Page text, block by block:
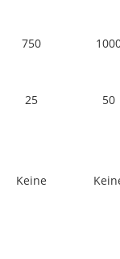
750
25 50
Keine